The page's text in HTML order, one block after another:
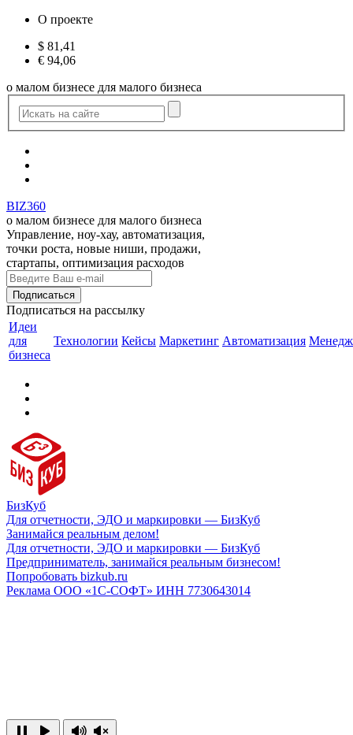
О проекте
$ 81,41
€ 94,06
о малом бизнесе для малого бизнеса
BIZ360
о малом бизнесе для малого бизнеса
Управление, ноу-хау, автоматизация,
точки роста, новые ниши, продажи,
стартапы, оптимизация расходов
Подписаться на рассылку
Идеи
для
бизнеса
Технологии Кейсы Маркетинг Автоматизация
БизКуб
Для отчетности, ЭДО и маркировки — БизКуб
Занимайся реальным делом!
Для отчетности, ЭДО и маркировки — БизКуб
Предприниматель, занимайся реальным бизнесом!
Попробовать bizkub.ru
Реклама ООО «1С-СОФТ» ИНН 7730643014